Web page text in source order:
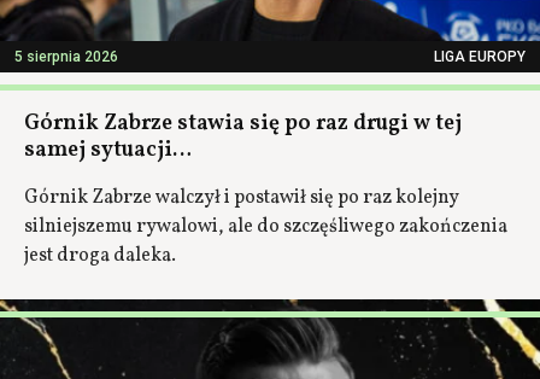
5 sierpnia 2026 LIGA EUROPY
Górnik Zabrze stawia się po raz drugi w tej
samej sytuacji…
Górnik Zabrze walczył i postawił się po raz kolejny
silniejszemu rywalowi, ale do szczęśliwego zakończenia
jest droga daleka.